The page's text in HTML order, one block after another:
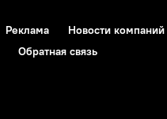
Реклама Новости компаний
Обратная связь